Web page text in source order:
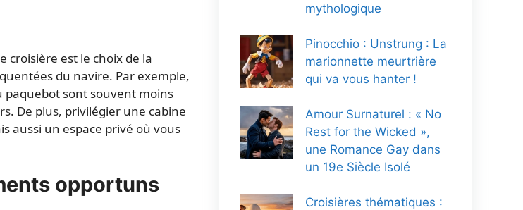
croisière est le choix de la
du navire. Par exemple,
paquebot sont souvent moins
De plus, privilégier une cabine
aussi un espace privé où vous
opportuns
mythologique
Pinocchio : Unstrung : La
marionnette meurtrière
qui va vous hanter !
Amour Surnaturel : « No
Rest for the Wicked »,
une Romance Gay dans
un 19e Siècle Isolé
Croisières thématiques :